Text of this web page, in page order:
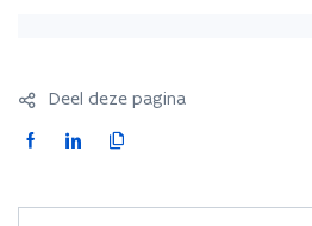
afbeelding
een
Deel deze pagina
F
L
K